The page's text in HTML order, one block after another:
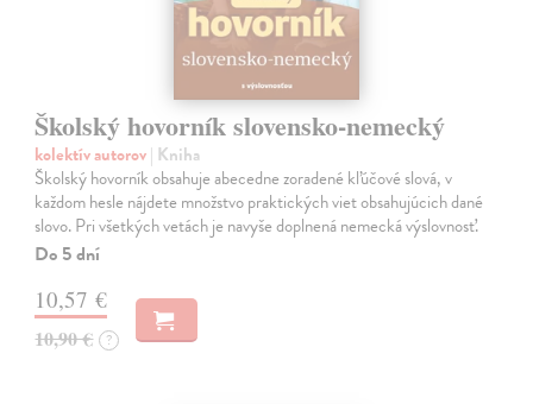
Školský hovorník slovensko-nemecký
kolektív autorov| Kniha
Školský hovorník obsahuje abecedne zoradené kľúčové slová, v
každom hesle nájdete množstvo praktických viet obsahujúcich dané
slovo. Pri všetkých vetách je navyše doplnená nemecká výslovnosť.
Do 5 dní
10,57 €
10,90 € ?